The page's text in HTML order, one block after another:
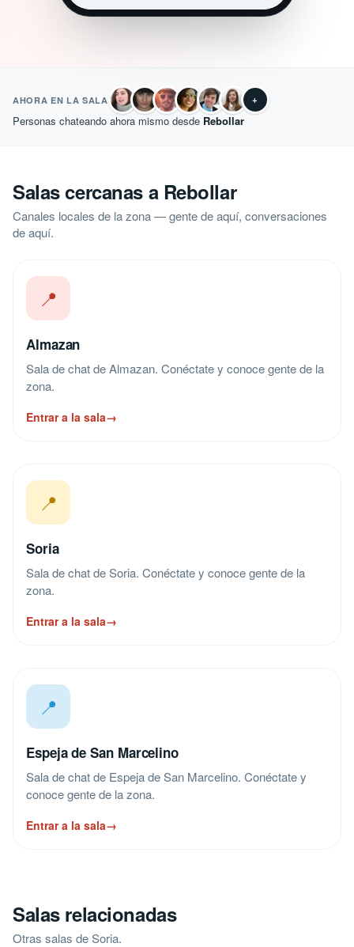
AHORA EN LA SALA +
Personas chateando ahora mismo desde Rebollar
Salas cercanas a Rebollar
Canales locales de la zona — gente de aquí, conversaciones
de aquí.
📍
Almazan
Sala de chat de Almazan. Conéctate y conoce gente de la
zona.
Entrar a la sala→
📍
Soria
Sala de chat de Soria. Conéctate y conoce gente de la
zona.
Entrar a la sala→
📍
Espeja de San Marcelino
Sala de chat de Espeja de San Marcelino. Conéctate y
conoce gente de la zona.
Entrar a la sala→
Salas relacionadas
Otras salas de Soria.